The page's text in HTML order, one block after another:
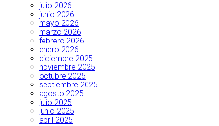
julio 2026
junio 2026
mayo 2026
marzo 2026
febrero 2026
enero 2026
diciembre 2025
noviembre 2025
octubre 2025
septiembre 2025
agosto 2025
julio 2025
junio 2025
abril 2025